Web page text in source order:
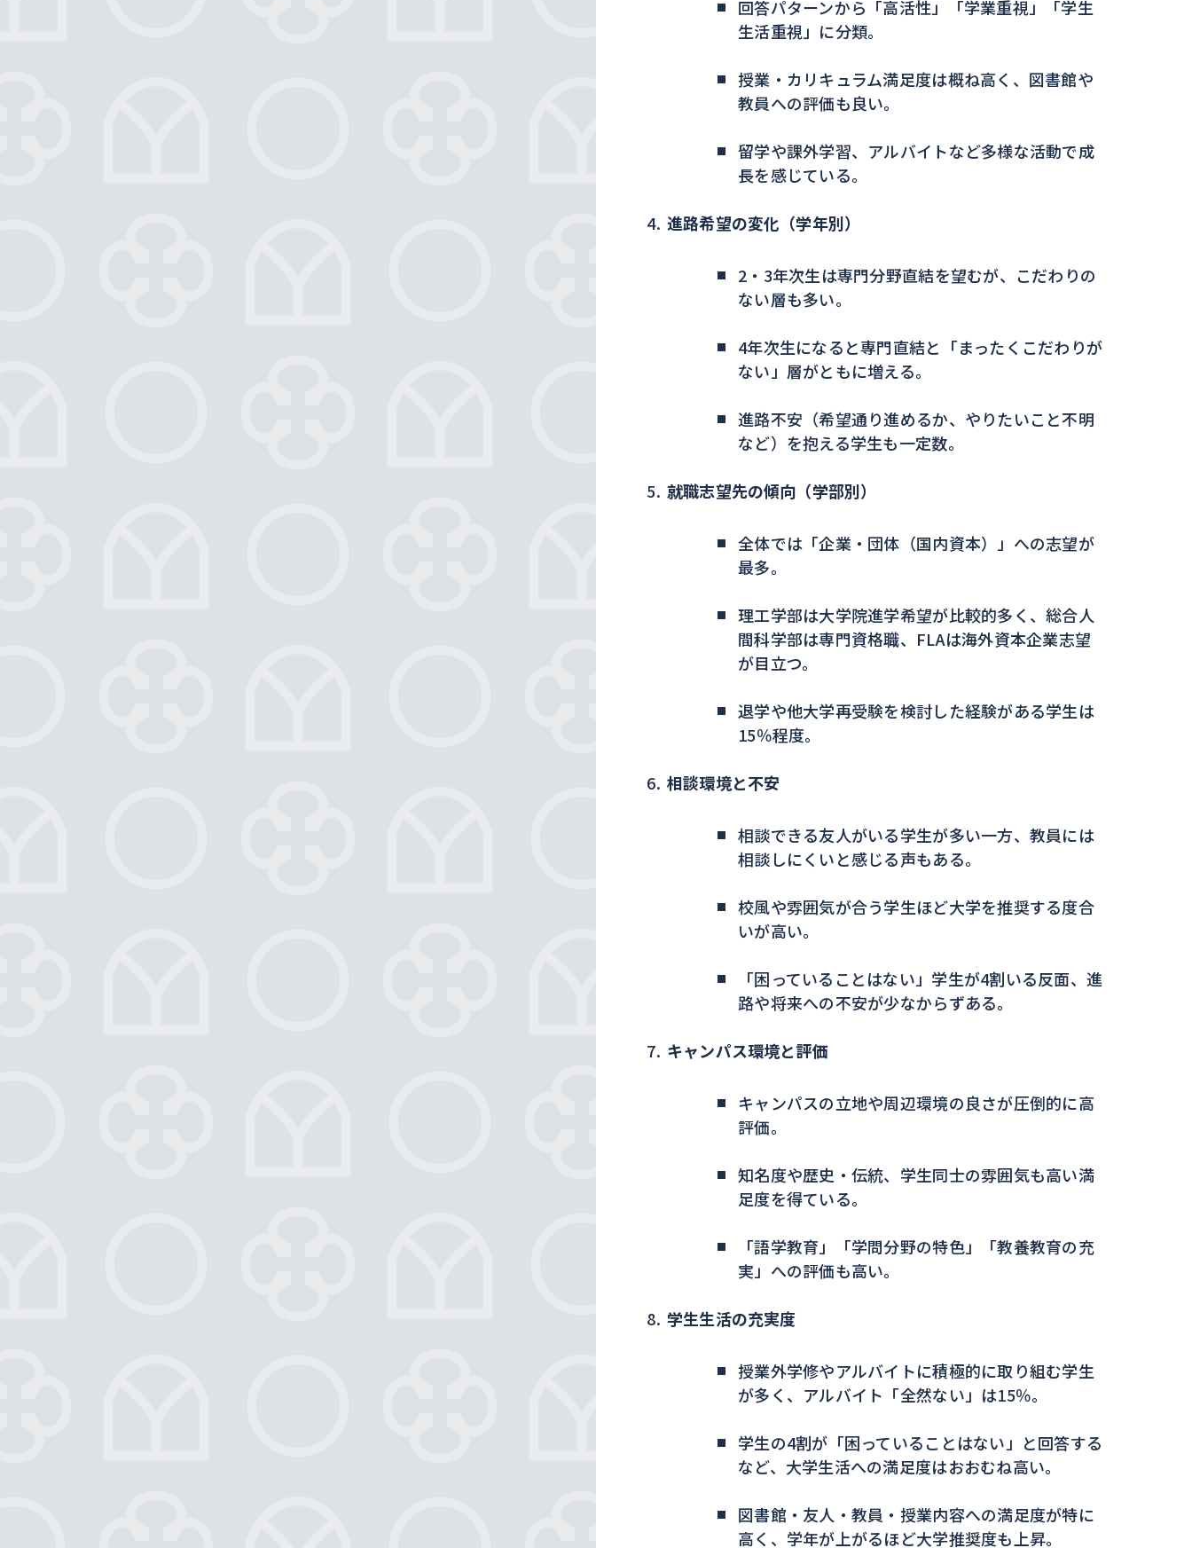
回答パターンから「高活性」「学業重視」「学生
生活重視」に分類。
授業・カリキュラム満足度は概ね高く、図書館や
教員への評価も良い。
留学や課外学習、アルバイトなど多様な活動で成
長を感じている。
進路希望の変化（学年別）
2・3年次生は専門分野直結を望むが、こだわりの
ない層も多い。
4年次生になると専門直結と「まったくこだわりが
ない」層がともに増える。
進路不安（希望通り進めるか、やりたいこと不明
など）を抱える学生も一定数。
就職志望先の傾向（学部別）
全体では「企業・団体（国内資本）」への志望が
最多。
理工学部は大学院進学希望が比較的多く、総合人
間科学部は専門資格職、FLAは海外資本企業志望
が目立つ。
退学や他大学再受験を検討した経験がある学生は
15％程度。
相談環境と不安
相談できる友人がいる学生が多い一方、教員には
相談しにくいと感じる声もある。
校風や雰囲気が合う学生ほど大学を推奨する度合
いが高い。
「困っていることはない」学生が4割いる反面、進
路や将来への不安が少なからずある。
キャンパス環境と評価
キャンパスの立地や周辺環境の良さが圧倒的に高
評価。
知名度や歴史・伝統、学生同士の雰囲気も高い満
足度を得ている。
「語学教育」「学問分野の特色」「教養教育の充
実」への評価も高い。
学生生活の充実度
授業外学修やアルバイトに積極的に取り組む学生
が多く、アルバイト「全然ない」は15％。
学生の4割が「困っていることはない」と回答する
など、大学生活への満足度はおおむね高い。
図書館・友人・教員・授業内容への満足度が特に
高く、学年が上がるほど大学推奨度も上昇。